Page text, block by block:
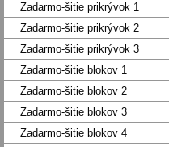
Zadarmo-šitie prikrývok 1
Zadarmo-šitie prikrývok 2
Zadarmo-šitie prikrývok 3
Zadarmo-šitie blokov 1
Zadarmo-šitie blokov 2
Zadarmo-šitie blokov 3
Zadarmo-šitie blokov 4